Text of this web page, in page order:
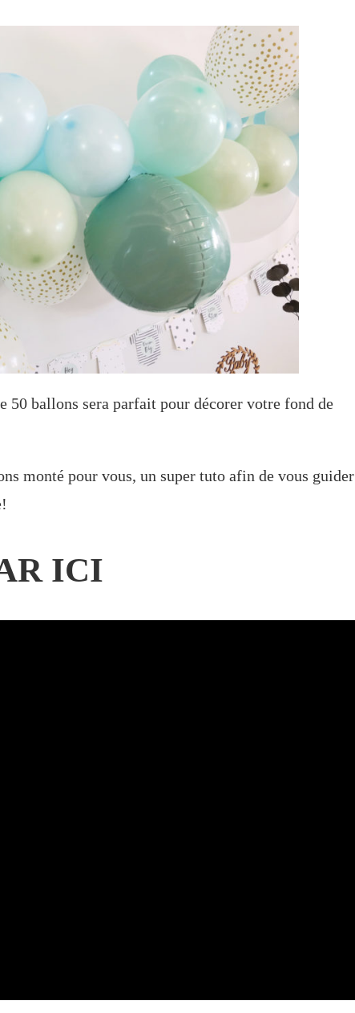
50 ballons sera parfait pour décorer votre fond de
monté pour vous, un super tuto afin de vous guider
ICI